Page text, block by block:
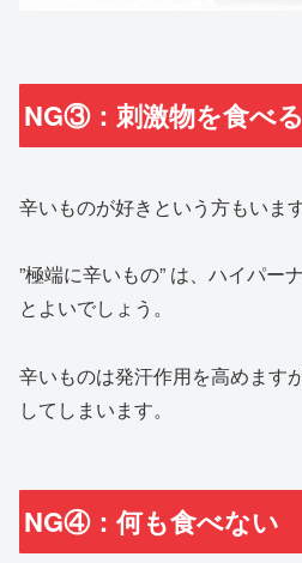
NG③：刺激物を食べる
辛いものが好きという方もいます
”極端に辛いもの” は、ハイパー
とよいでしょう。
辛いものは発汗作用を高めます
してしまいます。
NG④：何も食べない